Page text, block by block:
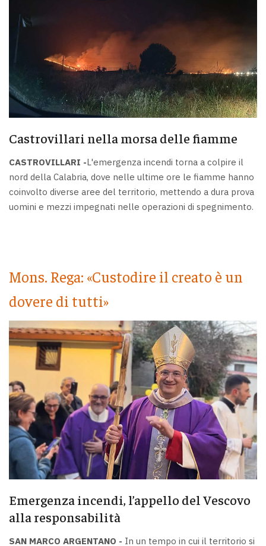
Castrovillari nella morsa delle fiamme
CASTROVILLARI -L'emergenza incendi torna a colpire il
nord della Calabria, dove nelle ultime ore le fiamme hanno
coinvolto diverse aree del territorio, mettendo a dura prova
uomini e mezzi impegnati nelle operazioni di spegnimento.
Mons. Rega: «Custodire il creato è un
dovere di tutti»
Emergenza incendi, l’appello del Vescovo
alla responsabilità
SAN MARCO ARGENTANO - In un tempo in cui il territorio si